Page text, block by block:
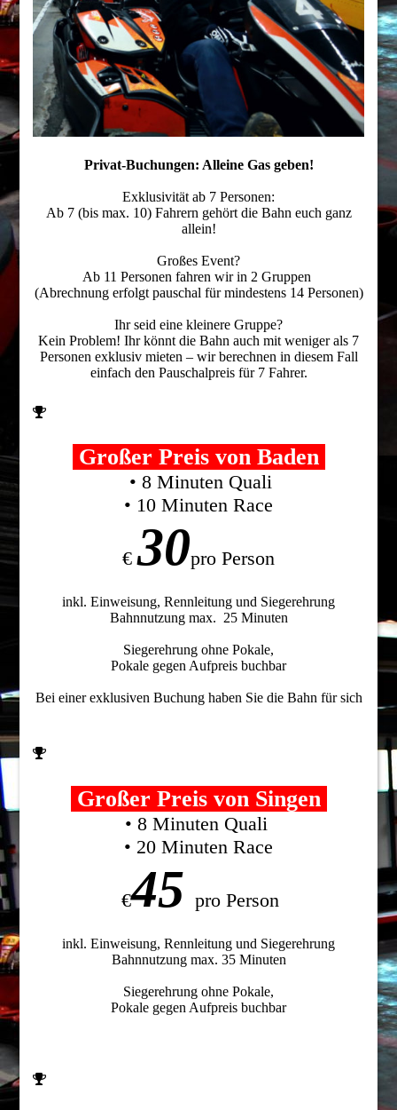
Privat-Buchungen: Alleine Gas geben!
Exklusivität ab 7 Personen:
Ab 7 (bis max. 10) Fahrern gehört die Bahn euch ganz
allein!
Großes Event?
Ab 11 Personen fahren wir in 2 Gruppen
(Abrechnung erfolgt pauschal für mindestens 14 Personen)
Ihr seid eine kleinere Gruppe?
Kein Problem! Ihr könnt die Bahn auch mit weniger als 7
Personen exklusiv mieten – wir berechnen in diesem Fall
einfach den Pauschalpreis für 7 Fahrer.
Großer Preis von Baden
• 8 Minuten Quali
• 10 Minuten Race
€30pro Person
inkl. Einweisung, Rennleitung und Siegerehrung
Bahnnutzung max. 25 Minuten
Siegerehrung ohne Pokale,
Pokale gegen Aufpreis buchbar
Bei einer exklusiven Buchung haben Sie die Bahn für sich
Großer Preis von Singen
• 8 Minuten Quali
• 20 Minuten Race
€45 pro Person
inkl. Einweisung, Rennleitung und Siegerehrung
Bahnnutzung max. 35 Minuten
Siegerehrung ohne Pokale,
Pokale gegen Aufpreis buchbar